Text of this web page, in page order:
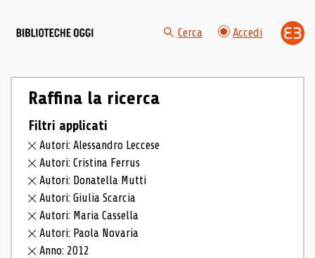
Cerca Accedi
Raffina la ricerca
Filtri applicati
Autori: Alessandro Leccese
Autori: Cristina Ferrus
Autori: Donatella Mutti
Autori: Giulia Scarcia
Autori: Maria Cassella
Autori: Paola Novaria
Anno: 2012